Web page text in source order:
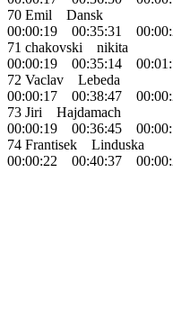
70 Emil Dansk
00:00:19 00:35:31
71 chakovski nikita
00:00:19 00:35:14
72 Vaclav Lebeda
00:00:17 00:38:47
73 Jiri Hajdamach
00:00:19 00:36:45
74 Frantisek
00:00:22 00:40:37